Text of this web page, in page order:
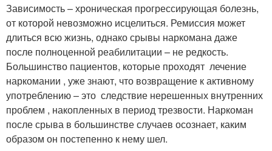
Зависимость – хроническая прогрессирующая болезнь,
от которой невозможно исцелиться. Ремиссия может
длиться всю жизнь, однако срывы наркомана даже
после полноценной реабилитации – не редкость.
Большинство пациентов, которые проходят лечение
наркомании , уже знают, что возвращение к активному
употреблению – это следствие нерешенных внутренних
проблем , накопленных в период трезвости. Наркоман
после срыва в большинстве случаев осознает, каким
образом он постепенно к нему шел.